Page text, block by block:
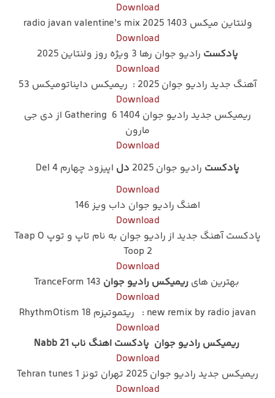
Download
ولنتاین میکس 1403 radio javan valentine’s mix 2025
Download
پادکست رادیو جوان رها 3 ویژه روز ولنتاین 2025
Download
آهنگ جدید رادیو جوان 2025 : ریمیکس دایناتومیکس 53
Download
ریمیکس جدید رادیو جوان 1404 Gathering 6 از دی جی
مارون
Download
پادکست رادیو جوان 2025 دل اپیزود چهارم Del 4
Download
اهنگ رادیو جوان داب ویز 146
Download
پادکست آهنگ جدید از رادیو جوان به نام تاپ و توپ Taap O
Toop 2
Download
بهترین های ریمیکس رادیو جوان
Download
new remix by radio javan : ریتموتیزم RhythmOtism 18
Download
ریمیکس رادیو جوان پادکست اهنگ ناب 21 Nabb
Download
ریمیکس جدید رادیو جوان 2025 تهران تونز 1 Tehran tunes
Download